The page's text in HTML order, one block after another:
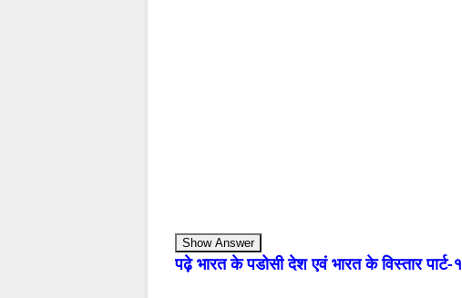
Show Answer
पढ़े भारत के पडोसी देश एवं भारत के विस्तार पार्ट-१